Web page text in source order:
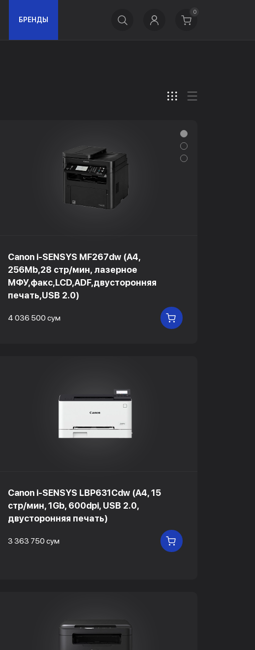
БРЕНДЫ
0
Canon i-SENSYS MF267dw (A4,
256Mb,28 стр/мин, лазерное
МФУ,факс,LCD,ADF,двусторонняя
печать,USB 2.0)
4 036 500 сум В КОРЗИНУ
Canon i-SENSYS LBP631Cdw (A4, 15
стр/мин, 1Gb, 600dpi, USB 2.0,
двусторонняя печать)
3 363 750 сум В КОРЗИНУ